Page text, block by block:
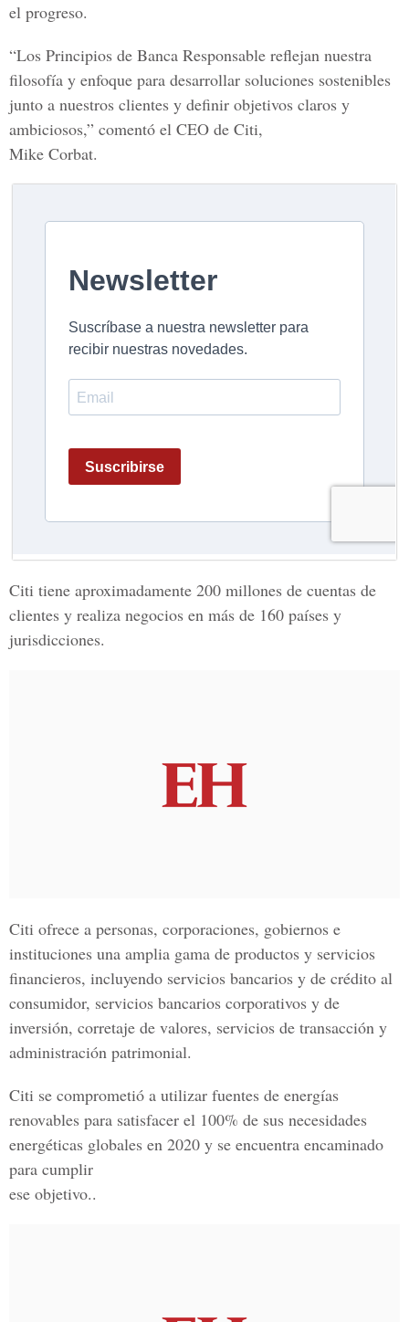
el progreso.
“Los Principios de Banca Responsable reflejan nuestra
filosofía y enfoque para desarrollar soluciones sostenibles
junto a nuestros clientes y definir objetivos claros y
ambiciosos,” comentó el CEO de Citi,
Mike Corbat.
Citi tiene aproximadamente 200 millones de cuentas de
clientes y realiza negocios en más de 160 países y
jurisdicciones.
Citi ofrece a personas, corporaciones, gobiernos e
instituciones una amplia gama de productos y servicios
financieros, incluyendo servicios bancarios y de crédito al
consumidor, servicios bancarios corporativos y de
inversión, corretaje de valores, servicios de transacción y
administración patrimonial.
Citi se comprometió a utilizar fuentes de energías
renovables para satisfacer el 100% de sus necesidades
energéticas globales en 2020 y se encuentra encaminado
para cumplir
ese objetivo..